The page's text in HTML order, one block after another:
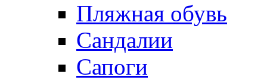
Пляжная обувь
Сандалии
Сапоги